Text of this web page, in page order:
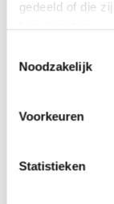
gedeeld of die
Noodzakelijk
Voorkeuren
Statistieken